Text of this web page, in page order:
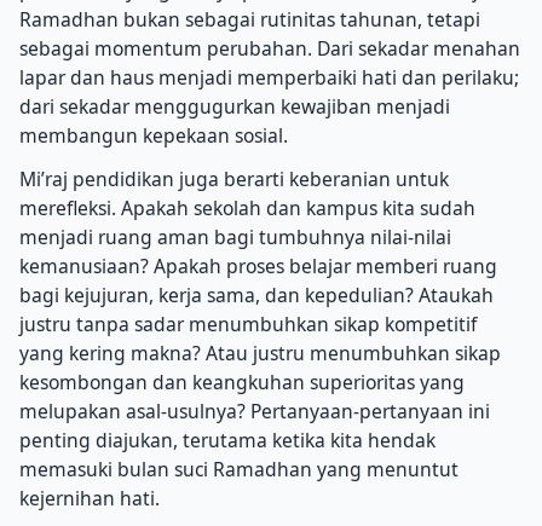
Ramadhan bukan sebagai rutinitas tahunan, tetapi
sebagai momentum perubahan. Dari sekadar menahan
lapar dan haus menjadi memperbaiki hati dan perilaku;
dari sekadar menggugurkan kewajiban menjadi
membangun kepekaan sosial.
Mi’raj pendidikan juga berarti keberanian untuk
merefleksi. Apakah sekolah dan kampus kita sudah
menjadi ruang aman bagi tumbuhnya nilai-nilai
kemanusiaan? Apakah proses belajar memberi ruang
bagi kejujuran, kerja sama, dan kepedulian? Ataukah
justru tanpa sadar menumbuhkan sikap kompetitif
yang kering makna? Atau justru menumbuhkan sikap
kesombongan dan keangkuhan superioritas yang
melupakan asal-usulnya? Pertanyaan-pertanyaan ini
penting diajukan, terutama ketika kita hendak
memasuki bulan suci Ramadhan yang menuntut
kejernihan hati.